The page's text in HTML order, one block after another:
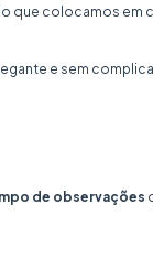
que colocamos em
e sem
de observações